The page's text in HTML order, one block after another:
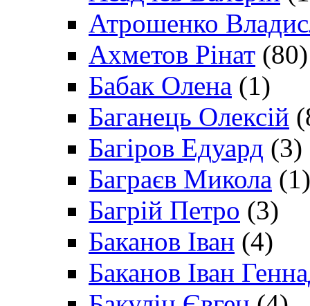
Атрошенко
Ахметов Рінат (80)
Бабак Олена (1)
Баганець Олексій
Багіров Едуард (3)
Баграєв Микола (1)
Багрій Петро (3)
Баканов Іван (4)
Баканов Іван